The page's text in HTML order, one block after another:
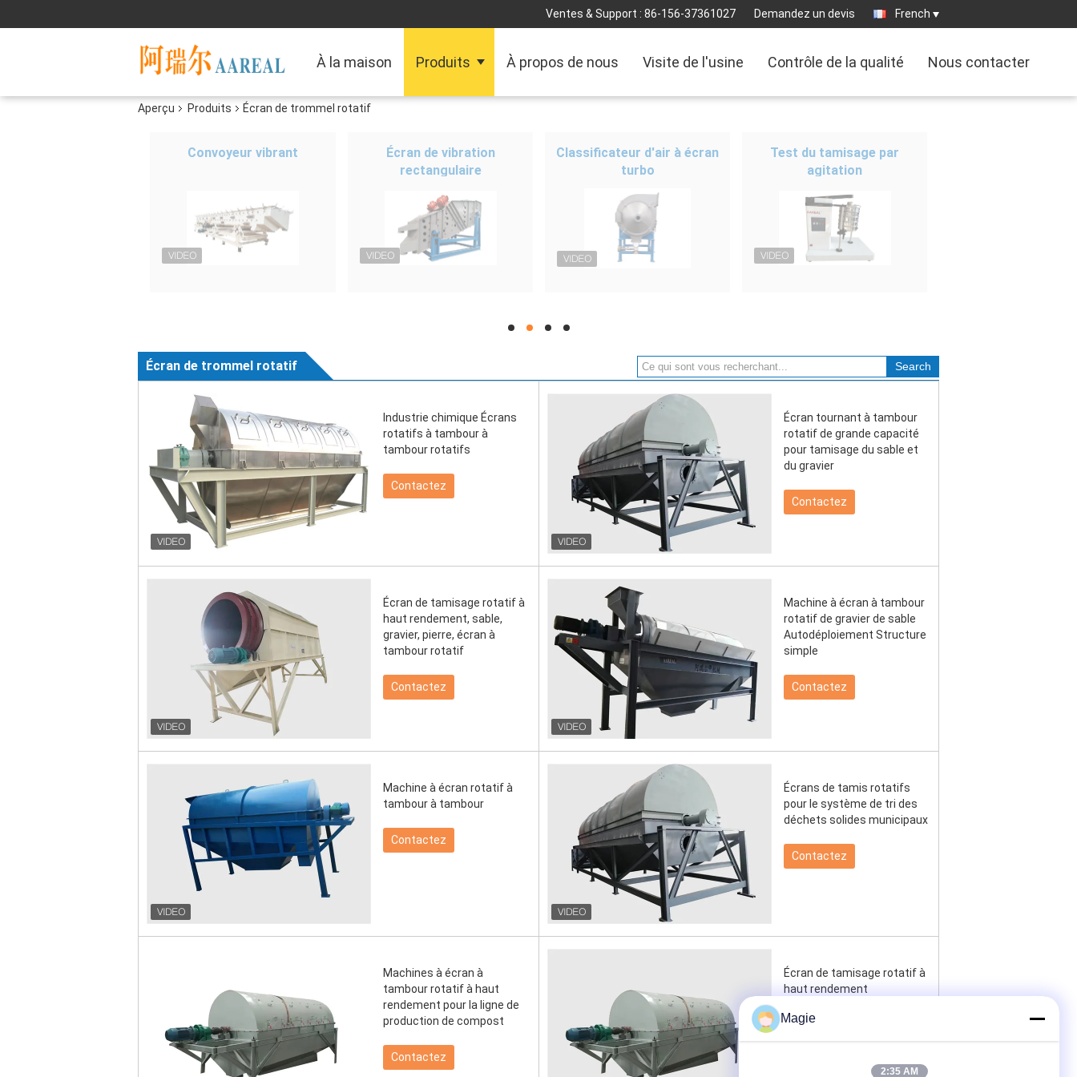
Ventes & Support : 86-156-37361027 Demandez un devis French
À la maison Produits À propos de nous Visite de l'usine Contrôle de la qualité Nous contacter
Aperçu Produits Écran de trommel rotatif
Convoyeur vibrant
Écran de vibration
rectangulaire
Classificateur d'air à écran
turbo
Test du tamisage par
agitation
hd hd hd hd
Écran de trommel rotatif
Industrie chimique Écrans
rotatifs à tambour à
tambour rotatifs
Contactez
Écran tournant à tambour
rotatif de grande capacité
pour tamisage du sable et
du gravier
Contactez
Écran de tamisage rotatif à
haut rendement, sable,
gravier, pierre, écran à
tambour rotatif
Contactez
Machine à écran à tambour
rotatif de gravier de sable
Autodéploiement Structure
simple
Contactez
Machine à écran rotatif à
tambour à tambour
Contactez
Écrans de tamis rotatifs
pour le système de tri des
déchets solides municipaux
Contactez
Machines à écran à
tambour rotatif à haut
rendement pour la ligne de
production de compost
Contactez
Écran de tamisage rotatif à
haut rendement
Contactez
Magie
2:35 AM